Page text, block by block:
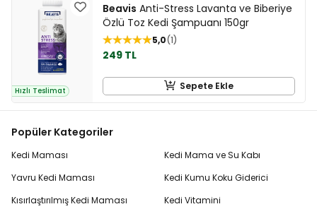
Hızlı Teslimat
Beavis Anti-Stress Lavanta ve Biberiye
Özlü Toz Kedi Şampuanı 150gr
5,0 1
249 TL
Sepete Ekle
Popüler Kategoriler
Kedi Maması
Yavru Kedi Maması
Kısırlaştırılmış Kedi Maması
Kedi Mama ve Su Kabı
Kedi Kumu Koku Giderici
Kedi Vitamini